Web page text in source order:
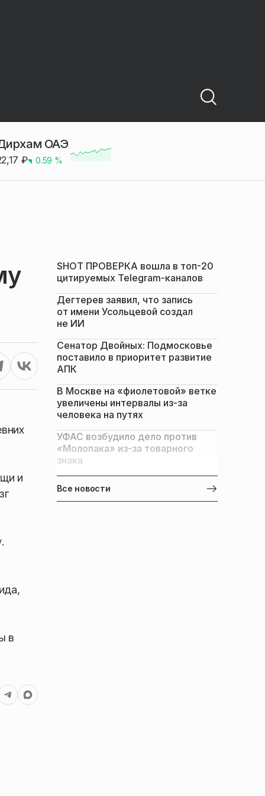
ОАЭ
₽ 0.59 %
и
в
SHOT ПРОВЕРКА вошла в топ-20
цитируемых Telegram-каналов
Дегтерев заявил, что запись
от имени Усольцевой создал
не ИИ
Сенатор Двойных: Подмосковье
поставило в приоритет развитие
АПК
В Москве на «фиолетовой» ветке
увеличены интервалы из-за
человека на путях
УФАС возбудило дело против
«Молопака» из-за товарного
знака
Все новости